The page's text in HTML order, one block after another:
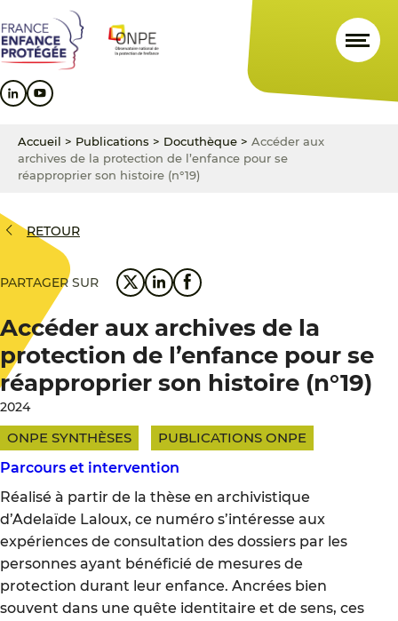
au
contenu
principal
au
menu
principal
au
pied
de
Accueil > Publications > Docuthèque > Accéder aux
archives de la protection de l’enfance pour se
réapproprier son histoire (n°19)
RETOUR
PARTAGER SUR
Accéder aux archives de la
protection de l’enfance pour se
réapproprier son histoire (n°19)
2024
ONPE SYNTHÈSES
PUBLICATIONS ONPE
Parcours et intervention
Réalisé à partir de la thèse en archivistique
d’Adelaïde Laloux, ce numéro s’intéresse aux
expériences de consultation des dossiers par les
personnes ayant bénéficié de mesures de
protection durant leur enfance. Ancrées bien
souvent dans une quête identitaire et de sens, ces